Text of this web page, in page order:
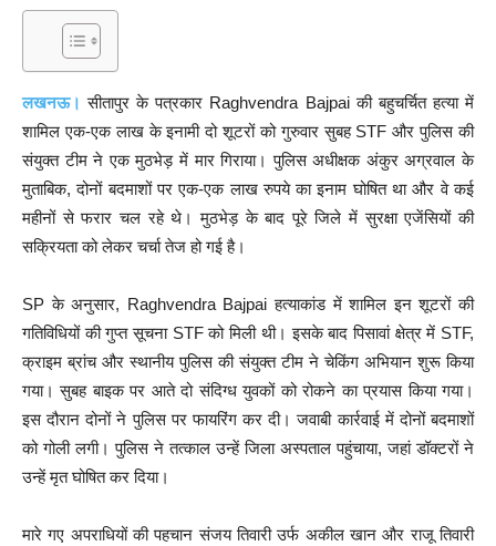
लखनऊ। सीतापुर के पत्रकार Raghvendra Bajpai की बहुचर्चित हत्या में
शामिल एक-एक लाख के इनामी दो शूटरों को गुरुवार सुबह STF और पुलिस की
संयुक्त टीम ने एक मुठभेड़ में मार गिराया। पुलिस अधीक्षक अंकुर अग्रवाल के
मुताबिक, दोनों बदमाशों पर एक-एक लाख रुपये का इनाम घोषित था और वे कई
महीनों से फरार चल रहे थे। मुठभेड़ के बाद पूरे जिले में सुरक्षा एजेंसियों की
सक्रियता को लेकर चर्चा तेज हो गई है।
SP के अनुसार, Raghvendra Bajpai हत्याकांड में शामिल इन शूटरों की
गतिविधियों की गुप्त सूचना STF को मिली थी। इसके बाद पिसावां क्षेत्र में STF,
क्राइम ब्रांच और स्थानीय पुलिस की संयुक्त टीम ने चेकिंग अभियान शुरू किया
गया। सुबह बाइक पर आते दो संदिग्ध युवकों को रोकने का प्रयास किया गया।
इस दौरान दोनों ने पुलिस पर फायरिंग कर दी। जवाबी कार्रवाई में दोनों बदमाशों
को गोली लगी। पुलिस ने तत्काल उन्हें जिला अस्पताल पहुंचाया, जहां डॉक्टरों ने
उन्हें मृत घोषित कर दिया।
मारे गए अपराधियों की पहचान संजय तिवारी उर्फ अकील खान और राजू तिवारी